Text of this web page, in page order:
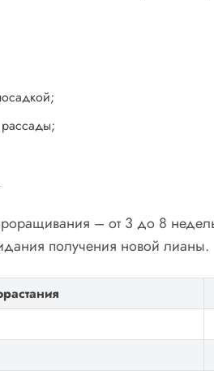
– от 3 до 8
получения новой лианы.